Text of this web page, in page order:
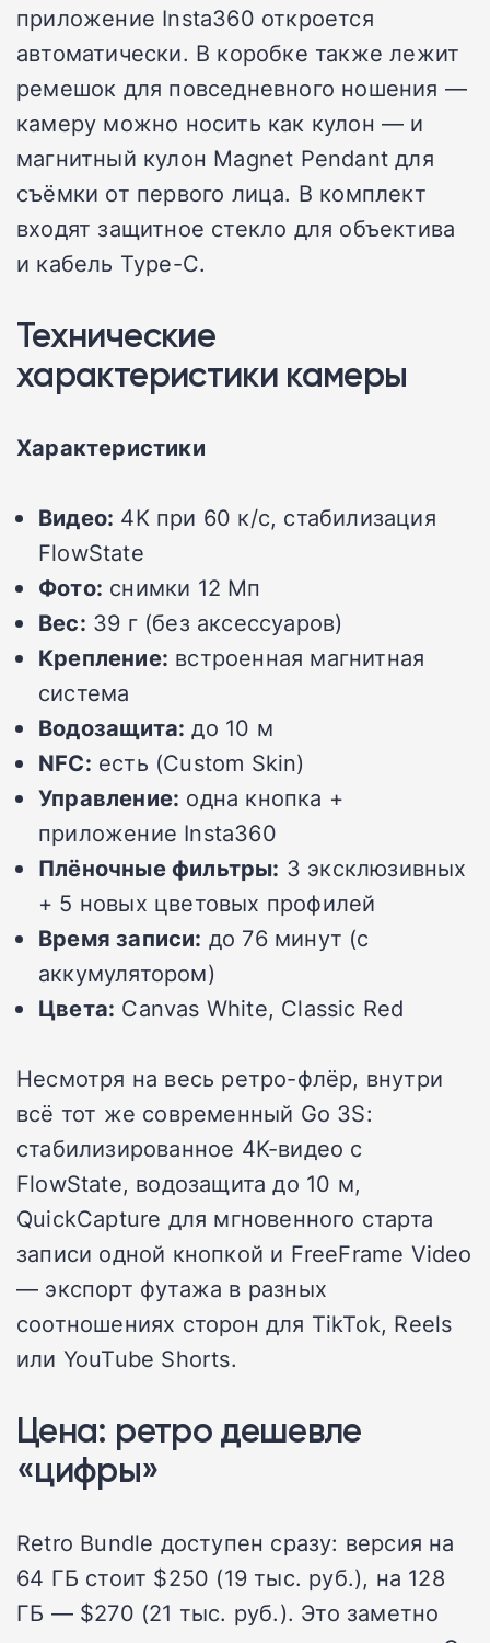
приложение Insta360 откроется
автоматически. В коробке также лежит
ремешок для повседневного ношения —
камеру можно носить как кулон — и
магнитный кулон Magnet Pendant для
съёмки от первого лица. В комплект
входят защитное стекло для объектива
и кабель Type-C.
Технические
характеристики камеры
Характеристики
Видео: 4K при 60 к/с, стабилизация
FlowState
Фото: снимки 12 Мп
Вес: 39 г (без аксессуаров)
Крепление: встроенная магнитная
система
Водозащита: до 10 м
NFC: есть (Custom Skin)
Управление: одна кнопка +
приложение Insta360
Плёночные фильтры: 3 эксклюзивных
+ 5 новых цветовых профилей
Время записи: до 76 минут (с
аккумулятором)
Цвета: Canvas White, Classic Red
Несмотря на весь ретро-флёр, внутри
всё тот же современный Go 3S:
стабилизированное 4K-видео с
FlowState, водозащита до 10 м,
QuickCapture для мгновенного старта
записи одной кнопкой и FreeFrame Video
— экспорт футажа в разных
соотношениях сторон для TikTok, Reels
или YouTube Shorts.
Цена: ретро дешевле
«цифры»
Retro Bundle доступен сразу: версия на
64 ГБ стоит $250 (19 тыс. руб.), на 128
ГБ — $270 (21 тыс. руб.). Это заметно